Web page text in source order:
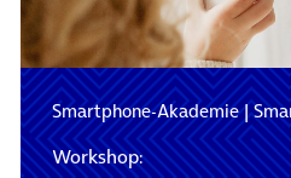
Smartphone-Akademie|
Workshop: